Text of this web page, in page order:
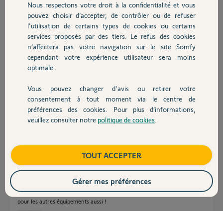
Chauffage
Autres produits
Devis avec un pro
Contact
Philippe N.
Participer au fil de discussion
Réponses
bonjour,
la T4 pour les VR est indispensable car c'est elle qui permet le réglage des
My, ce réglage ne peut pas être fait directement sur le module et encore
vous auriez pu appairer les micro modules directement à Tahoma, mais
dans ce cas les fonctions My étaient inopérantes.
cliquant sur "sans télécommande";
de toute façon, maintenant que vous avez une T4, vous pouvez l'utiliser
pour les autres équipements aussi !
Nous respectons votre droit à la confidentialité et vous
pouvez choisir d’accepter, de contrôler ou de refuser
l'utilisation de certains types de cookies ou certains
services proposés par des tiers. Le refus des cookies
n’affectera pas votre navigation sur le site Somfy
cependant votre expérience utilisateur sera moins
optimale.
Vous pouvez changer d'avis ou retirer votre
consentement à tout moment via le centre de
préférences des cookies. Pour plus d’informations,
veuillez consulter notre politique de cookies
TOUT ACCEPTER
Gérer mes préférences